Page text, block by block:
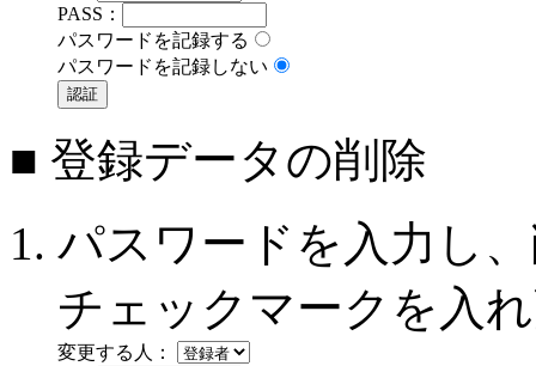
PASS：
パスワードを記録する
パスワードを記録しない
■ 登録データの削除
パスワードを入力し
チェックマークを入
変更する人：